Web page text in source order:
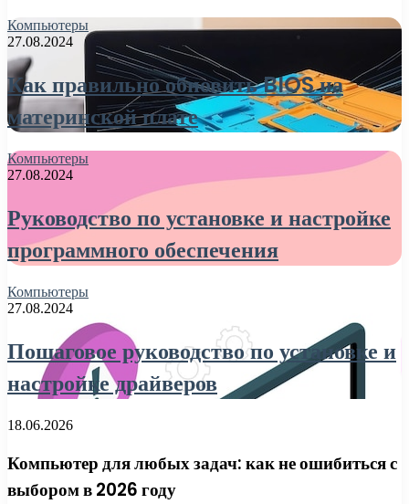
Компьютеры
27.08.2024
Как правильно обновить BIOS на
материнской плате
Компьютеры
27.08.2024
Руководство по установке и настройке
программного обеспечения
Компьютеры
27.08.2024
Пошаговое руководство по установке и
настройке драйверов
18.06.2026
Компьютер для любых задач: как не ошибиться с
выбором в 2026 году